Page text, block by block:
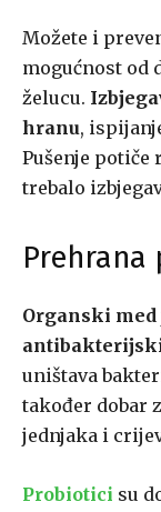
Možete i
mogućnost od
želucu.
hranu,
Pušenje potiče
trebalo
Prehrana
Organski med
uništava
također dobar
jednjaka i
Probiotici su